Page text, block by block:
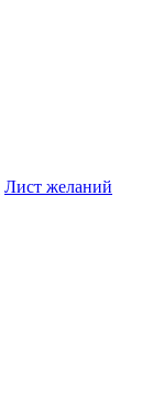
Лист желаний